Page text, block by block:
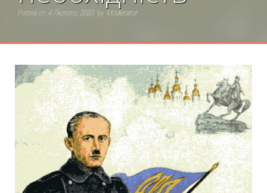
Posted on 4 Лютого, 2020 by Moderator